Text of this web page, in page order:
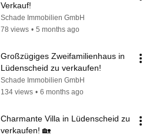
Verkauf!
Schade Immobilien GmbH
78 views • 5 months ago
Großzügiges Zweifamilienhaus in
Lüdenscheid zu verkaufen!
Schade Immobilien GmbH
134 views • 6 months ago
Charmante Villa in Lüdenscheid zu
verkaufen! 🏡